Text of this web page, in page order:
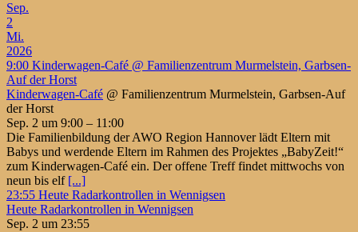
Sep.
2
Mi.
2026
9:00 Kinderwagen-Café @ Familienzentrum Murmelstein, Garbsen-
Auf der Horst
Kinderwagen-Café @ Familienzentrum Murmelstein, Garbsen-Auf
der Horst
Sep. 2 um 9:00 – 11:00
Die Familienbildung der AWO Region Hannover lädt Eltern mit
Babys und werdende Eltern im Rahmen des Projektes „BabyZeit!“
zum Kinderwagen-Café ein. Der offene Treff findet mittwochs von
neun bis elf [...]
23:55 Heute Radarkontrollen in Wennigsen
Heute Radarkontrollen in Wennigsen
Sep. 2 um 23:55